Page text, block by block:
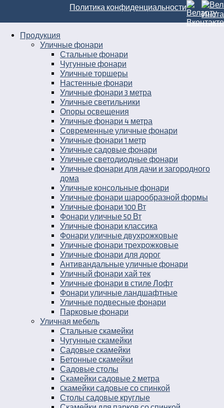
Политика конфиденциальности
Продукция
Уличные фонари
Стальные фонари
Чугунные фонари
Уличные торшеры
Настенные фонари
Уличные фонари 3 метра
Уличные светильники
Опоры освещения
Уличные фонари 4 метра
Современные уличные фонари
Уличные фонари 1 метр
Уличные садовые фонари
Уличные светодиодные фонари
Уличные фонари для дачи и загородного
дома
Уличные консольные фонари
Уличные фонари шарообразной формы
Уличные фонари 100 Вт
Фонари уличные 50 Вт
Уличные фонари классика
Фонари уличные двухрожковые
Уличные фонари трехрожковые
Уличные фонари для дорог
Антивандальные уличные фонари
Уличный фонари хай тек
Уличные фонари в стиле Лофт
Фонари уличные ландшафтные
Уличные подвесные фонари
Парковые фонари
Уличная мебель
Стальные скамейки
Чугунные скамейки
Садовые скамейки
Бетонные скамейки
Садовые столы
Скамейки садовые 2 метра
Cкамейки садовые со спинкой
Столы садовые круглые